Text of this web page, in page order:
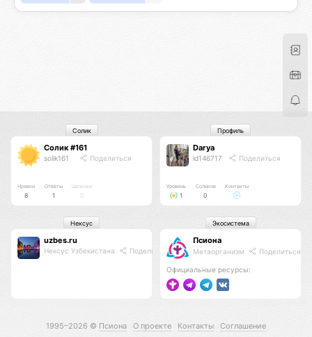
Солик #161
solik161 Поделиться
Нравки
8
Ответы
1
Цепочка
0
Солик
Darya
id146717 Поделиться
Уровень
1
Соликов
0
Контакты
Профиль
uzbes.ru
Нексус Узбекистана Поделиться
Нексус
Псиона
Метаорганизм Поделиться
Официальные ресурсы:
Экосистема
1995–2026 © Псиона О проекте Контакты
Соглашение